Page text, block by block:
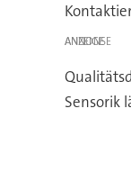
ANZEIGE
Sensorik